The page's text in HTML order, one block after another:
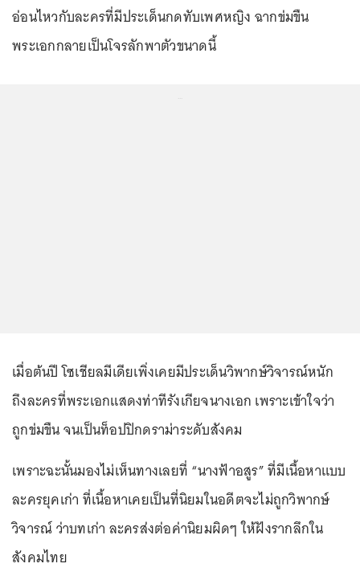
อ่อนไหวกับละครที่มีประเด็นกดทับเพศหญิง ฉากข่มขืน
พระเอกกลายเป็นโจรลักพาตัวขนาดนี้
เมื่อต้นปี โซเชียลมีเดียเพิ่งเคยมีประเด็นวิพากษ์วิจารณ์หนัก
ถึงละครที่พระเอกแสดงท่าทีรังเกียจนางเอก เพราะเข้าใจว่า
ถูกข่มขืน จนเป็นท็อปปิกดราม่าระดับสังคม
เพราะฉะนั้นมองไม่เห็นทางเลยที่ “นางฟ้าอสูร” ที่มีเนื้อหาแบบ
ละครยุคเก่า ที่เนื้อหาเคยเป็นที่นิยมในอดีตจะไม่ถูกวิพากษ์
วิจารณ์ ว่าบทเก่า ละครส่งต่อค่านิยมผิดๆ ให้ฝังรากลึกใน
สังคมไทย